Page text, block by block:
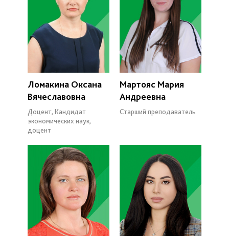
Ломакина Оксана
Вячеславовна
Доцент, Кандидат
экономических наук,
доцент
Мартояс Мария
Андреевна
Старший преподаватель